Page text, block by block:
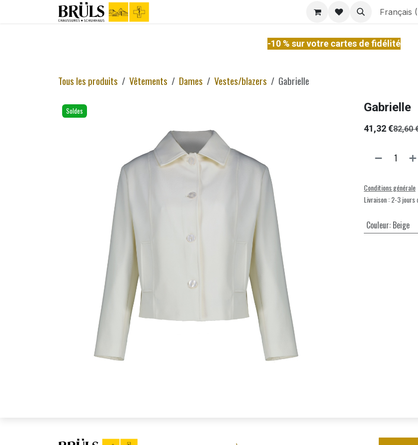
Se rendre au contenu Services Français
-10 % sur votre cartes de fidélité
Tous les produits Vêtements Dames Vestes/blazers Gabrielle
Soldes Gabrielle
41,32€82,60
Conditions générale
Livraison : 2-3 jours
Couleur: Beige